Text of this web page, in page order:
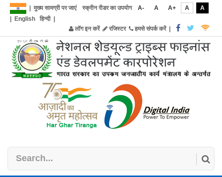
मुख्य सामग्री पर जाएं स्क्रीन रीडर का उपयोग A- A A+ A
A
English हिन्दी|
लॉग इन करें
रजिस्टर हमसे संपर्क करें|